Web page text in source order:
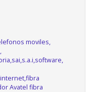
moviles,
Avatel fibra